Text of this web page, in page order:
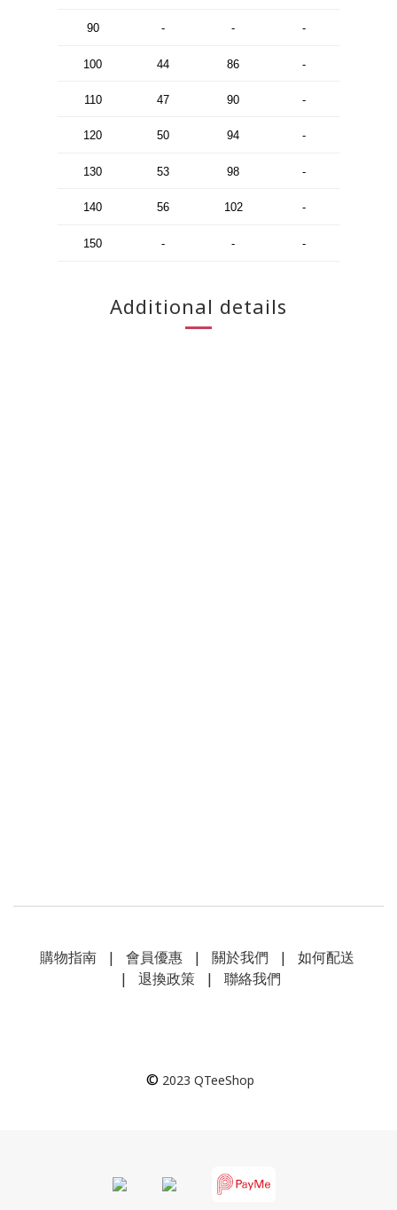
90 - - -
100 44 86 -
110 47 90 -
120 50 94 -
130 53 98 -
140 56 102 -
150 - - -
Additional details
購物指南| 會員優惠| 關於我們 | 如何配送
| 退換政策 | 聯絡我們
© 2023 QTeeShop